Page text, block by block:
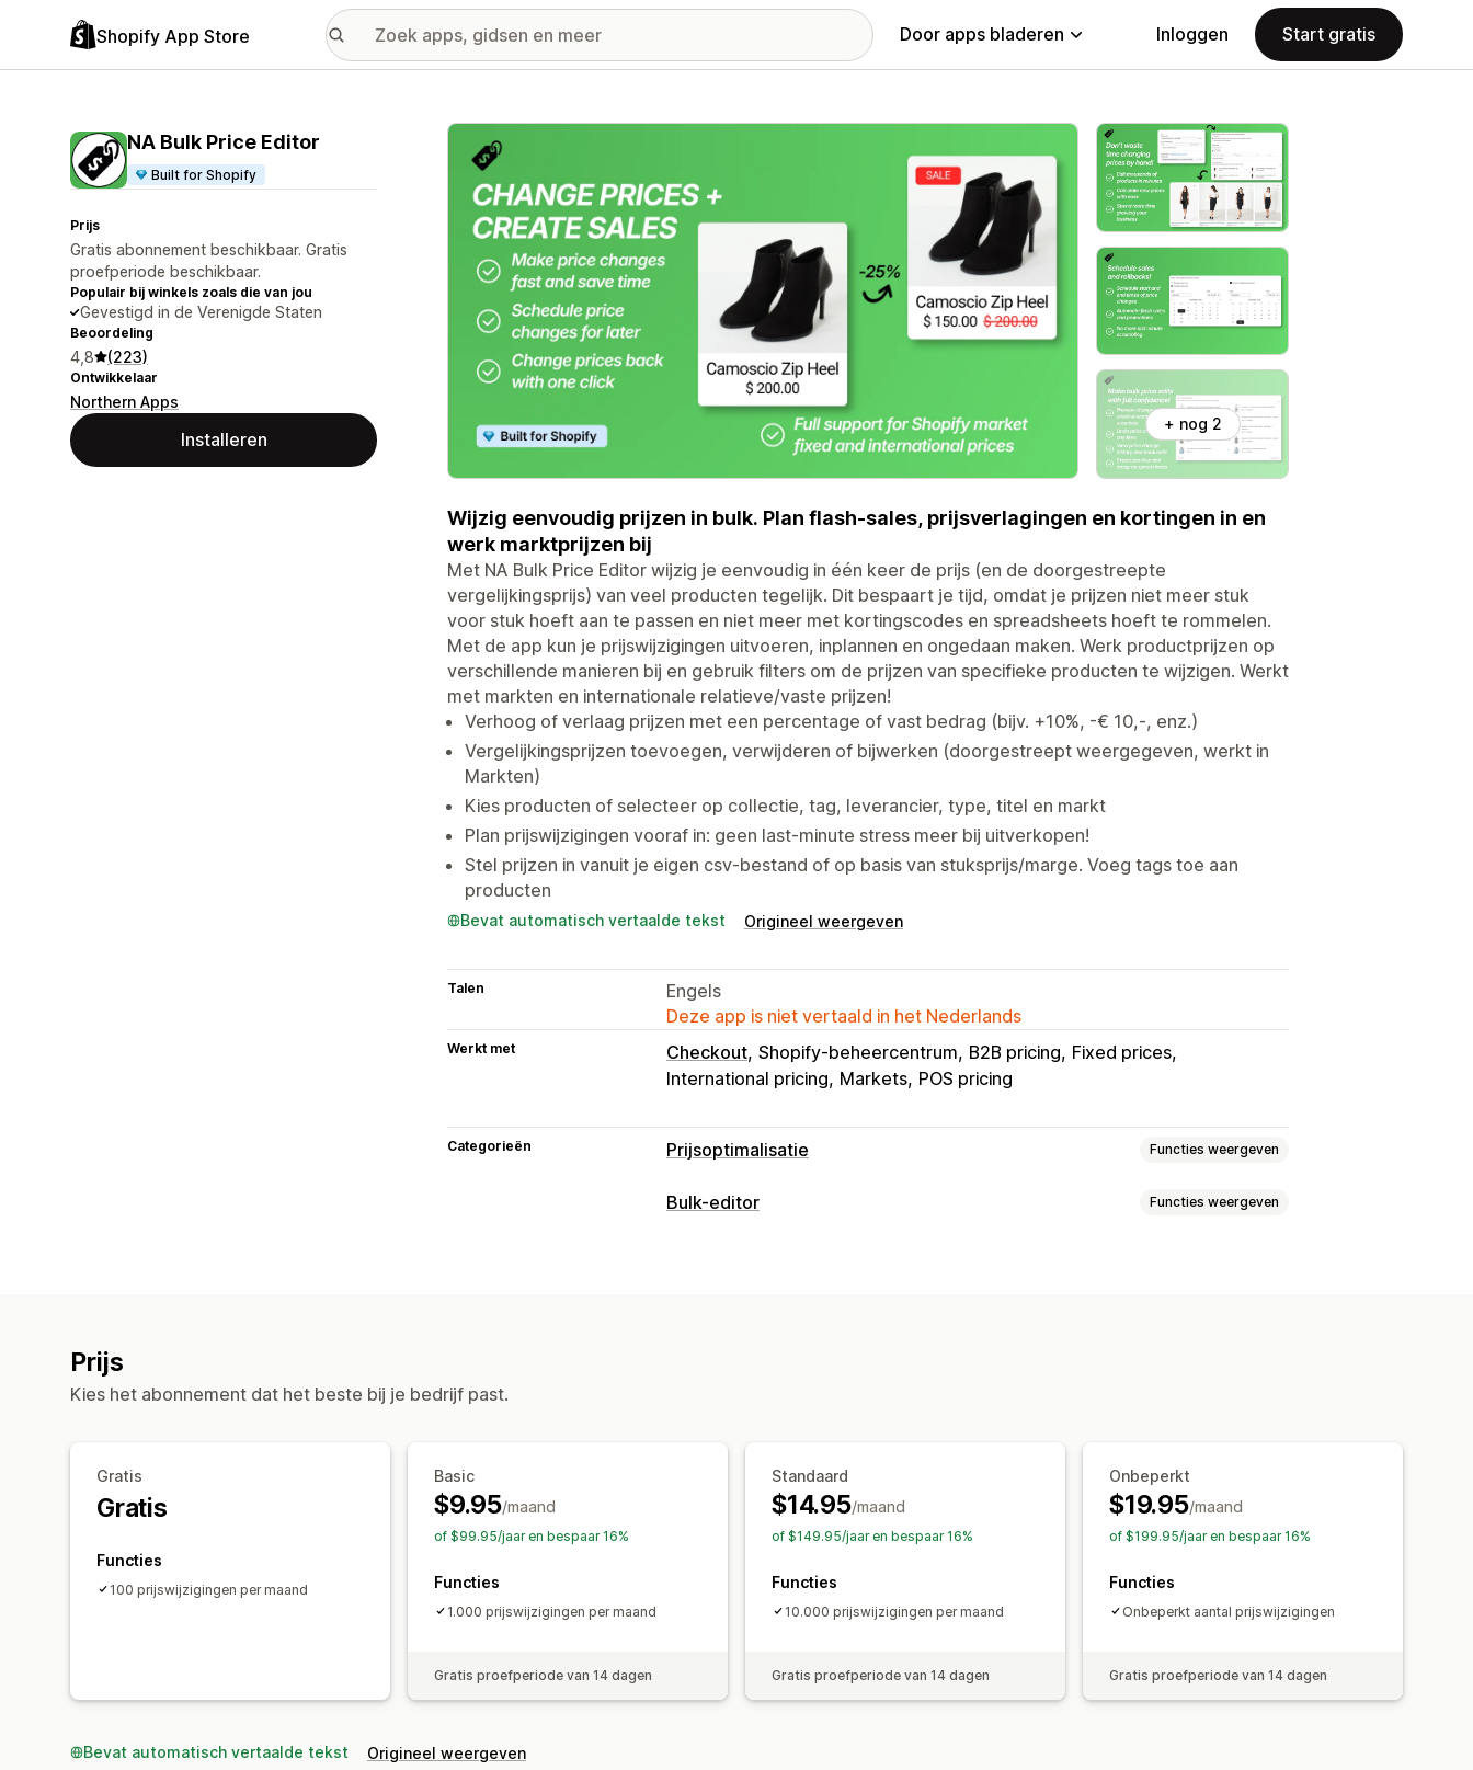
Shopify App Store Door apps bladeren Inloggen Start gratis
NA Bulk Price Editor
Built for Shopify
Prijs
Gratis abonnement beschikbaar. Gratis
proefperiode beschikbaar.
Populair bij winkels zoals die van jou
Gevestigd in de Verenigde Staten
Beoordeling
4,8 (223)
Ontwikkelaar
Northern Apps
Installeren
Galerij met uitgelichte afbeeldingen
+ nog 2
Wijzig eenvoudig prijzen in bulk. Plan flash-sales, prijsverlagingen en kortingen in en
werk marktprijzen bij
Met NA Bulk Price Editor wijzig je eenvoudig in één keer de prijs (en de doorgestreepte
vergelijkingsprijs) van veel producten tegelijk. Dit bespaart je tijd, omdat je prijzen niet meer stuk
voor stuk hoeft aan te passen en niet meer met kortingscodes en spreadsheets hoeft te rommelen.
Met de app kun je prijswijzigingen uitvoeren, inplannen en ongedaan maken. Werk productprijzen op
verschillende manieren bij en gebruik filters om de prijzen van specifieke producten te wijzigen. Werkt
met markten en internationale relatieve/vaste prijzen!
Verhoog of verlaag prijzen met een percentage of vast bedrag (bijv. +10%, -€ 10,-, enz.)
Vergelijkingsprijzen toevoegen, verwijderen of bijwerken (doorgestreept weergegeven, werkt in
Markten)
Kies producten of selecteer op collectie, tag, leverancier, type, titel en markt
Plan prijswijzigingen vooraf in: geen last-minute stress meer bij uitverkopen!
Stel prijzen in vanuit je eigen csv-bestand of op basis van stuksprijs/marge. Voeg tags toe aan
producten
Bevat automatisch vertaalde tekst Origineel weergeven
Talen
Engels
Deze app is niet vertaald in het Nederlands
Werkt met Checkout Shopify-beheercentrum B2B pricing Fixed prices
International pricing Markets POS pricing
Categorieën Prijsoptimalisatie Functies weergeven
Prijsbeheer
Bulk-editor Functies weergeven
Prijs
Kies het abonnement dat het beste bij je bedrijf past.
Gratis
Gratis
Functies
100 prijswijzigingen per maand
Basic
$9.95/maand
of $99.95/jaar en bespaar 16%
Functies
1.000 prijswijzigingen per maand
Gratis proefperiode van 14 dagen
Standaard
$14.95/maand
of $149.95/jaar en bespaar 16%
Functies
10.000 prijswijzigingen per maand
Gratis proefperiode van 14 dagen
Onbeperkt
$19.95/maand
of $199.95/jaar en bespaar 16%
Functies
Onbeperkt aantal prijswijzigingen
Gratis proefperiode van 14 dagen
Bevat automatisch vertaalde tekst Origineel weergeven